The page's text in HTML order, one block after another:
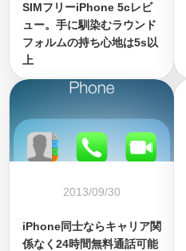
SIMフリーiPhone 5cレビ
ュー。手に馴染むラウンド
フォルムの持ち心地は5s以
上
2013/09/30
iPhone同士ならキャリア関
係なく24時間無料通話可能